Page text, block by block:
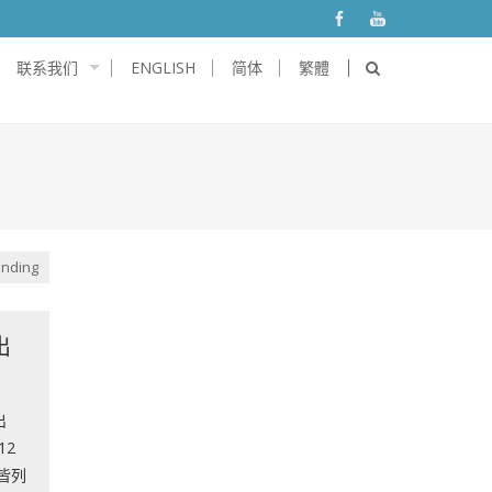
联系我们 ENGLISH 简体 繁體
列